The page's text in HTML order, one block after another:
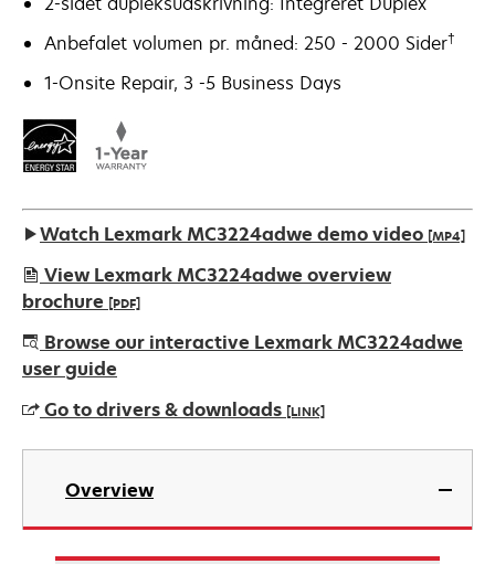
Anbefalet volumen pr. måned: 250 - 2000 Sider†
1-Onsite Repair, 3 -5 Business Days
Watch Lexmark MC3224adwe demo video [MP4]
View Lexmark MC3224adwe overview
brochure [PDF]
opens
in
new
tab
Browse our interactive Lexmark MC3224adwe
user guide
Go to drivers & downloads [LINK]
opens
new
Overview